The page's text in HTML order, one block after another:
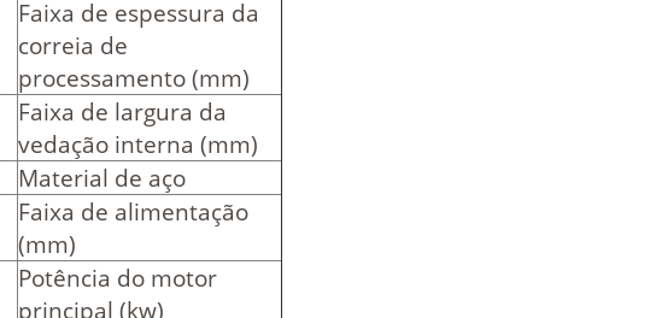
Faixa de espessura da
correia de
processamento (mm)
Faixa de largura da
vedação interna (mm)
Material de aço
Faixa de alimentação
(mm)
Potência do motor
principal (kw)